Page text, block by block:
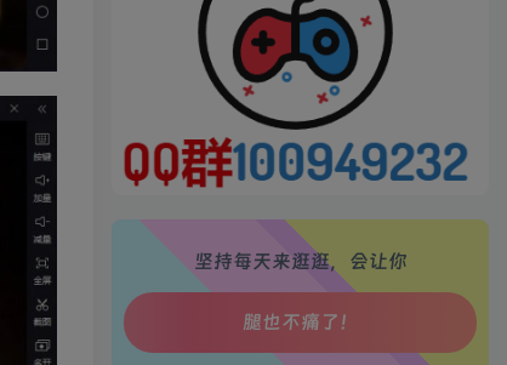
坚持每天来逛逛，会让你
心情也舒畅了！
走路也有劲了！
腿也不痛了！
腰也不酸了！
工作也轻松了！